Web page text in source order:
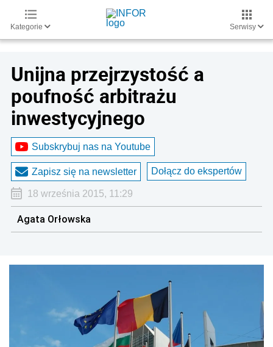
Kategorie Serwisy
Unijna przejrzystość a
poufność arbitrażu
inwestycyjnego
Subskrybuj nas na Youtube
Zapisz się na newsletter Dołącz do ekspertów
18 września 2015, 11:29
Agata Orłowska